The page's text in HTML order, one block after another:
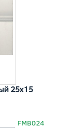
25x15
FMB024